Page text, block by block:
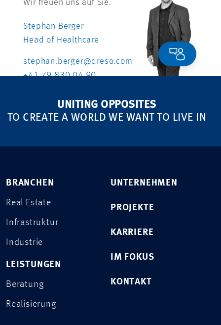
Wir freuen uns auf Sie.
Stephan Berger
Head of Healthcare
stephan.berger@dreso.com
+41 79 830 04 90
UNITING OPPOSITES
TO CREATE A WORLD WE WANT TO LIVE IN
BRANCHEN
Real Estate
Infrastruktur
Industrie
LEISTUNGEN
Beratung
Realisierung
UNTERNEHMEN
PROJEKTE
KARRIERE
IM FOKUS
KONTAKT